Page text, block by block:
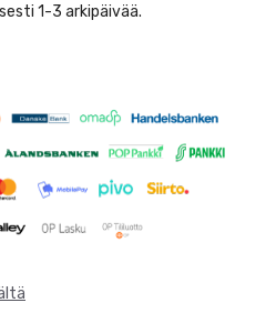
1-3 arkipäivää.